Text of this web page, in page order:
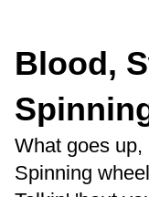
Blood,
What goes up,
Spinning